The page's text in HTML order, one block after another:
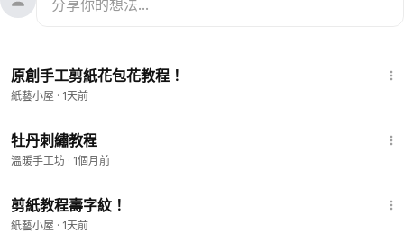
原創手工剪紙花包花教程！
紙藝小屋 · 1天前
牡丹刺繡教程
溫暖手工坊 · 1個月前
剪紙教程壽字紋！
紙藝小屋 · 1天前